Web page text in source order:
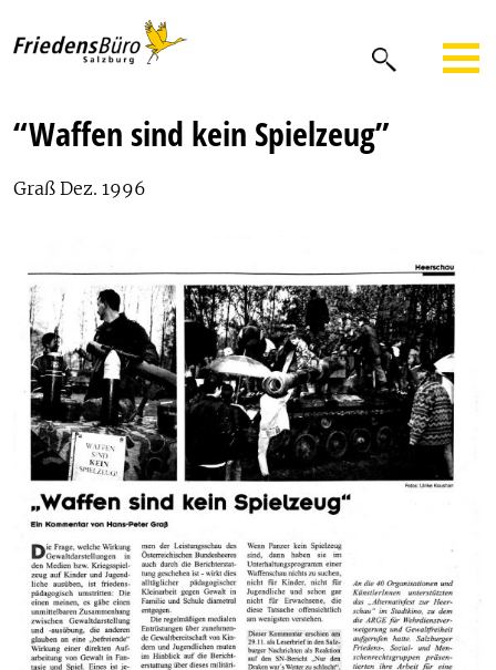
“Waffen sind kein Spielzeug”
Graß Dez. 1996